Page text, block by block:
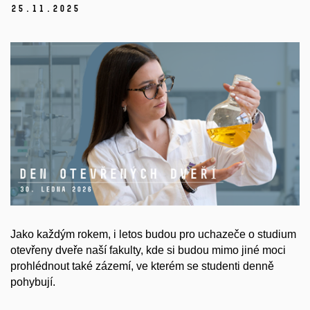
25. 11. 2025
Jako každým rokem, i letos budou pro uchazeče o studium
otevřeny dveře naší fakulty, kde si budou mimo jiné moci
prohlédnout také zázemí, ve kterém se studenti denně
pohybují.